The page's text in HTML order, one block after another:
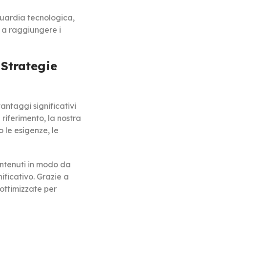
tecnologica,
raggiungere i
significativi
la nostra
esigenze, le
in modo da
Grazie a
per